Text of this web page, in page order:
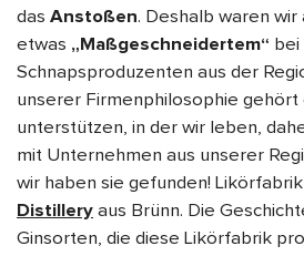
das Anstoßen. Deshalb waren wir
etwas „Maßgeschneidertem“ bei
Schnapsproduzenten aus der
unserer Firmenphilosophie gehört
unterstützen, in der wir leben,
mit Unternehmen aus unserer
wir haben sie gefunden! Likörfabrik
Distillery aus Brünn. Die
Ginsorten, die diese Likörfabrik